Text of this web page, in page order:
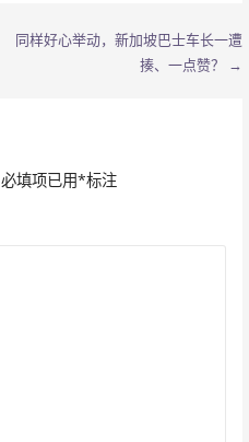
同样好心举动，新加坡巴士车长一遭
揍、一点赞？ →
必填项已用*标注